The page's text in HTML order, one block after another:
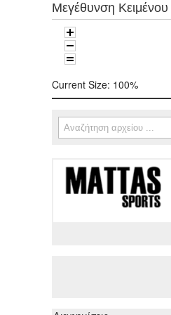
Μεγέθυνση Κειμένου
Current Size: 100%
Φόρμα αναζήτησης
Αναζήτηση